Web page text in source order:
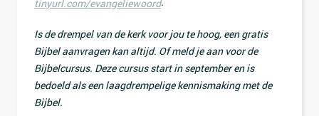
tinyurl.com/evangeliewoord
Is de drempel van de kerk voor jou te hoog, een gratis
Bijbel aanvragen kan altijd. Of meld je aan voor de
Bijbelcursus. Deze cursus start in september en is
bedoeld als een laagdrempelige kennismaking met de
Bijbel.